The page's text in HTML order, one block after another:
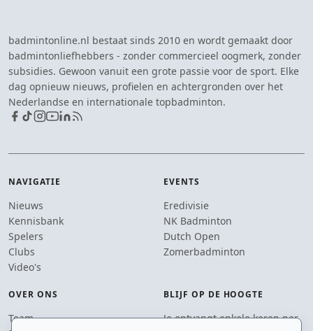
badmintonline.nl bestaat sinds 2010 en wordt gemaakt door
badmintonliefhebbers - zonder commercieel oogmerk, zonder
subsidies. Gewoon vanuit een grote passie voor de sport. Elke
dag opnieuw nieuws, profielen en achtergronden over het
Nederlandse en internationale topbadminton.
NAVIGATIE
Nieuws
Kennisbank
Spelers
Clubs
Video's
EVENTS
Eredivisie
NK Badminton
Dutch Open
Zomerbadminton
OVER ONS
Team
BLIJF OP DE HOOGTE
Je ontvangt enkele keren per